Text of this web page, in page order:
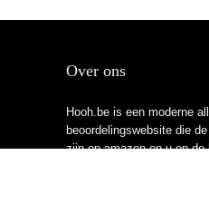
Over ons
Hooh.be is een moderne
beoordelingswebsite die
zijn op amazon en u op